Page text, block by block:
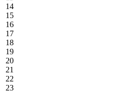
14
15
16
17
18
19
20
21
22
23